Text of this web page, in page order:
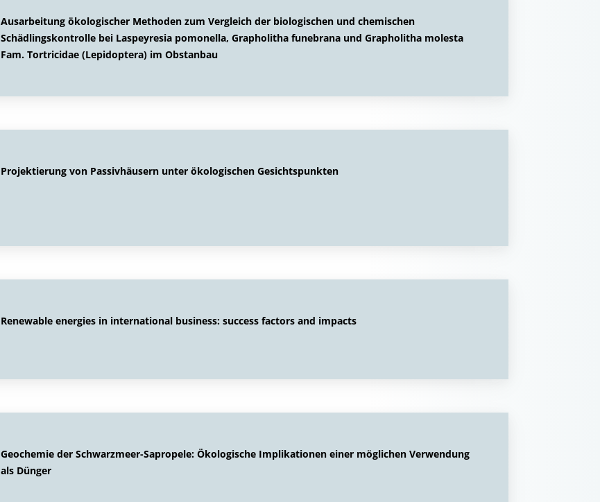
Ausarbeitung ökologischer Methoden zum Vergleich der biologischen und chemischen
Schädlingskontrolle bei Laspeyresia pomonella, Grapholitha funebrana und Grapholitha molesta
Fam. Tortricidae (Lepidoptera) im Obstanbau
Projektierung von Passivhäusern unter ökologischen Gesichtspunkten
Renewable energies in international business: success factors and impacts
Geochemie der Schwarzmeer-Sapropele: Ökologische Implikationen einer möglichen Verwendung
als Dünger